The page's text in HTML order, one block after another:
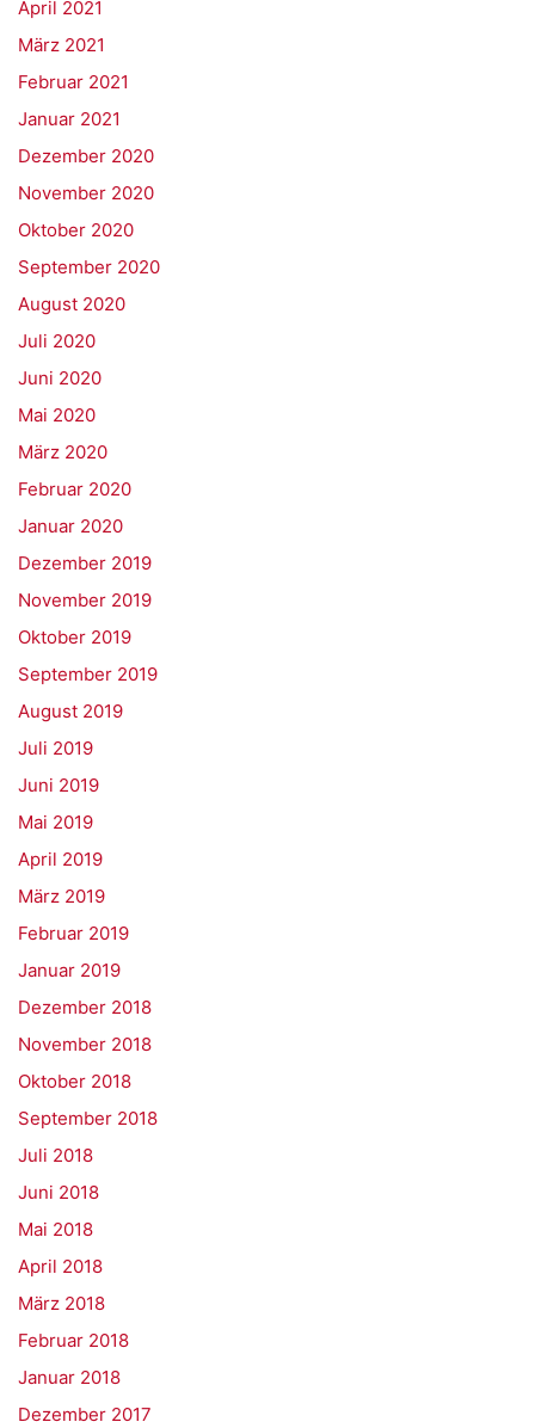
April 2021
März 2021
Februar 2021
Januar 2021
Dezember 2020
November 2020
Oktober 2020
September 2020
August 2020
Juli 2020
Juni 2020
Mai 2020
März 2020
Februar 2020
Januar 2020
Dezember 2019
November 2019
Oktober 2019
September 2019
August 2019
Juli 2019
Juni 2019
Mai 2019
April 2019
März 2019
Februar 2019
Januar 2019
Dezember 2018
November 2018
Oktober 2018
September 2018
Juli 2018
Juni 2018
Mai 2018
April 2018
März 2018
Februar 2018
Januar 2018
Dezember 2017